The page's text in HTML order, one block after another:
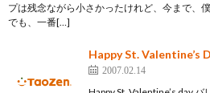
プは残念ながら小さかったけれど、今まで、
でも、一番[…]
Happy St. Valentine’s
2007.02.14